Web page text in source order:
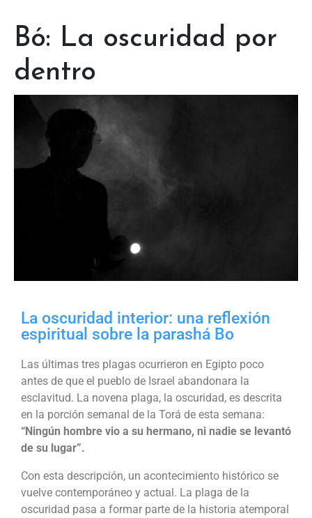
Bó: La oscuridad por
dentro
La oscuridad interior: una reflexión
espiritual sobre la parashá Bo
Las últimas tres plagas ocurrieron en Egipto poco
antes de que el pueblo de Israel abandonara la
esclavitud. La novena plaga, la oscuridad, es descrita
en la porción semanal de la Torá de esta semana:
“Ningún hombre vio a su hermano, ni nadie se levantó
de su lugar”.
Con esta descripción, un acontecimiento histórico se
vuelve contemporáneo y actual. La plaga de la
oscuridad pasa a formar parte de la historia atemporal